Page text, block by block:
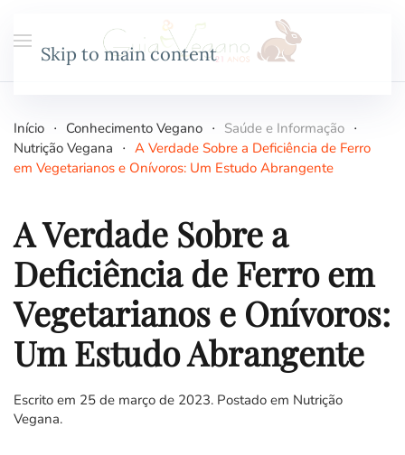
Skip to main content
Início Conhecimento Vegano
Saúde e Informação
Nutrição Vegana
A Verdade Sobre a Deficiência de Ferro
em Vegetarianos e Onívoros: Um Estudo Abrangente
A Verdade Sobre a
Deficiência de Ferro em
Vegetarianos e Onívoros:
Um Estudo Abrangente
Escrito em 25 de março de 2023. Postado em Nutrição
Vegana.